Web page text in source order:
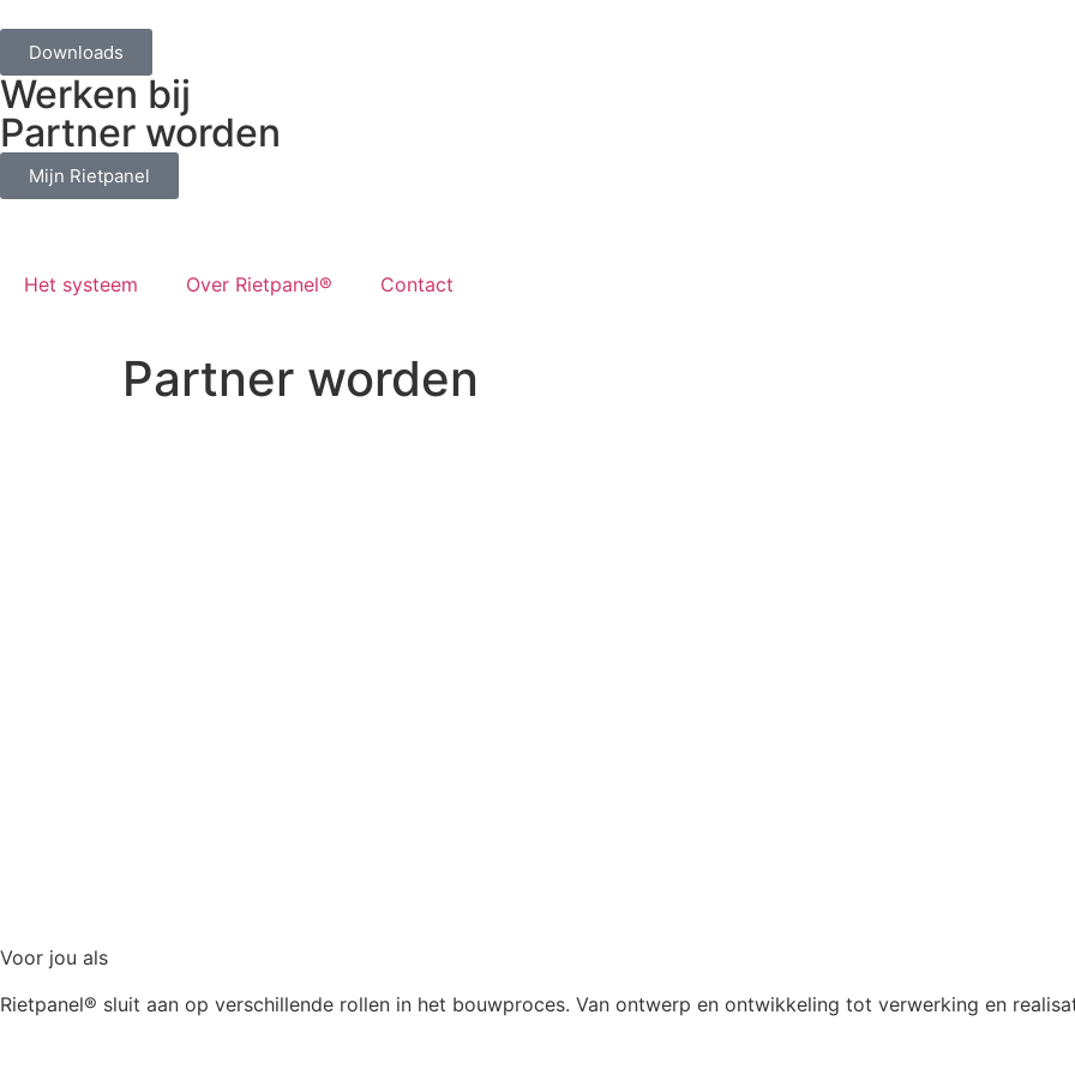
Downloads
Werken bij
Partner worden
Mijn Rietpanel
Het systeem Over Rietpanel® Contact
Partner worden
Voor jou als
Rietpanel® sluit aan op verschillende rollen in het bouwproces. Van ontwerp en ontwikkeling tot verwerking en